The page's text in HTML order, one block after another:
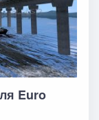
Euro